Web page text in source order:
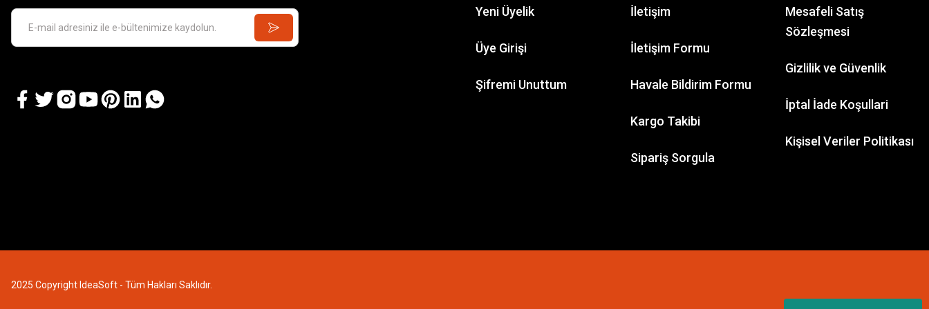
Yeni Üyelik
Üye Girişi
Şifremi Unuttum
İletişim
İletişim Formu
Havale Bildirim Formu
Kargo Takibi
Sipariş Sorgula
Mesafeli Satış
Sözleşmesi
Gizlilik ve Güvenlik
İptal İade Koşullari
Kişisel Veriler Politikası
2025 Copyright IdeaSoft - Tüm Hakları Saklıdır.